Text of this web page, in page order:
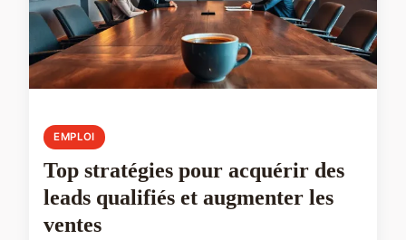
EMPLOI
Top stratégies pour acquérir des
leads qualifiés et augmenter les
ventes